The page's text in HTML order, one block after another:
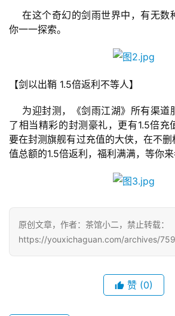
戏
闲
游
戏
0
在这个奇幻的剑雨世界中，有无数
你一一探索。
【剑以出鞘 1.5倍返利不等人】
为迎封测，《剑雨江湖》所有渠道
了相当精彩的封测豪礼，更有1.5倍充
要在封测旗舰有过充值的大侠，在不
值总额的1.5倍返利，福利满满，等你来
原创文章，作者：茶馆小二，禁止转载：
https://youxichaguan.com/archives/
赞 (0)